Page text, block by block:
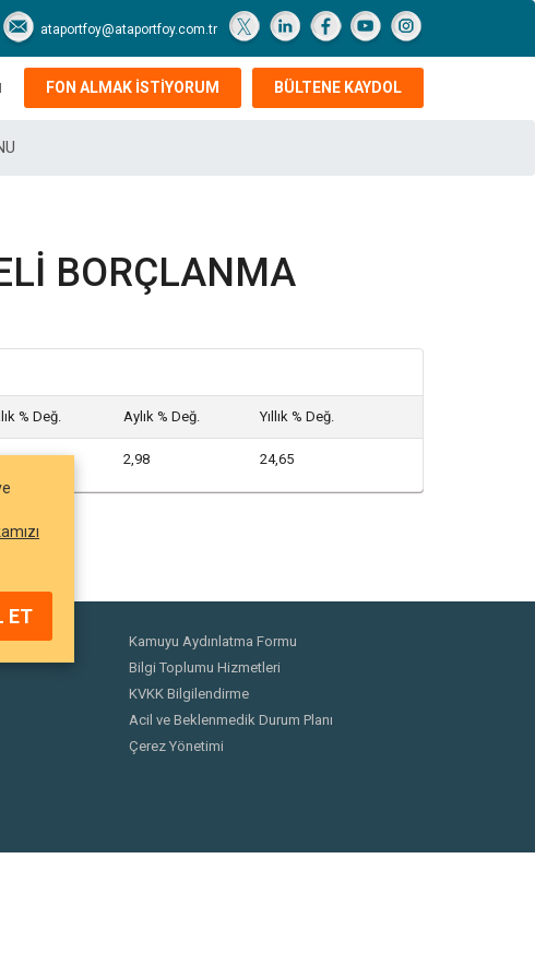
ataportfoy@ataportfoy.com.tr
BÜLTENE KAYDOL
FON ALMAK İSTİYORUM
BORÇLANMA
% Değ. Aylık % Değ. Yıllık % Değ.
2,98 24,65
Kamuyu Aydınlatma Formu
Bilgi Toplumu Hizmetleri
KVKK Bilgilendirme
Acil ve Beklenmedik Durum Planı
Çerez Yönetimi
ET